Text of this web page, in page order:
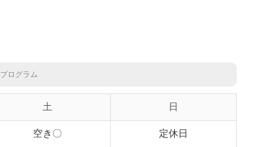
プログラム
土 日
空き〇 定休日